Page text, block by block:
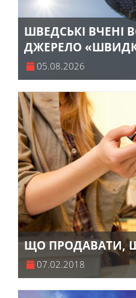
ШВЕДСЬКІ ВЧЕНІ
ДЖЕРЕЛО
05.08.2026
ЩО ПРОДАВАТИ,
07.02.2018